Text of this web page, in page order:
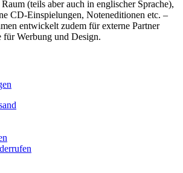
(teils aber auch in englischer Sprache),
CD-Einspielungen, Noteneditionen etc. –
entwickelt zudem für externe Partner
für Werbung und Design.